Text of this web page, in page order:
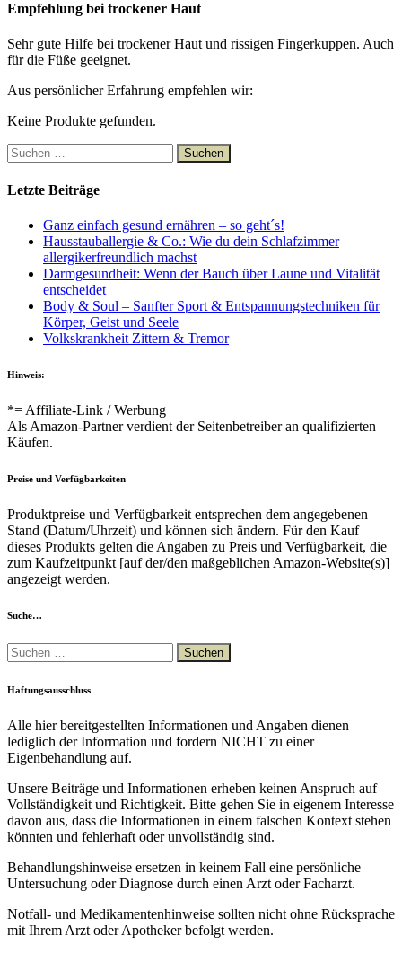
Empfehlung bei trockener Haut
Sehr gute Hilfe bei trockener Haut und rissigen Fingerkuppen. Auch
für die Füße geeignet.
Aus persönlicher Erfahrung empfehlen wir:
Keine Produkte gefunden.
Suchen
nach:
Letzte Beiträge
Ganz einfach gesund ernähren – so geht´s!
Hausstauballergie & Co.: Wie du dein Schlafzimmer
allergikerfreundlich machst
Darmgesundheit: Wenn der Bauch über Laune und Vitalität
entscheidet
Body & Soul – Sanfter Sport & Entspannungstechniken für
Körper, Geist und Seele
Volkskrankheit Zittern & Tremor
Hinweis:
*= Affiliate-Link / Werbung
Als Amazon-Partner verdient der Seitenbetreiber an qualifizierten
Käufen.
Preise und Verfügbarkeiten
Produktpreise und Verfügbarkeit entsprechen dem angegebenen
Stand (Datum/Uhrzeit) und können sich ändern. Für den Kauf
dieses Produkts gelten die Angaben zu Preis und Verfügbarkeit, die
zum Kaufzeitpunkt [auf der/den maßgeblichen Amazon-Website(s)]
angezeigt werden.
Suche…
Suchen
nach:
Haftungsausschluss
Alle hier bereitgestellten Informationen und Angaben dienen
lediglich der Information und fordern NICHT zu einer
Eigenbehandlung auf.
Unsere Beiträge und Informationen erheben keinen Anspruch auf
Vollständigkeit und Richtigkeit. Bitte gehen Sie in eigenem Interesse
davon aus, dass die Informationen in einem falschen Kontext stehen
könnten und fehlerhaft oder unvollständig sind.
Behandlungshinweise ersetzen in keinem Fall eine persönliche
Untersuchung oder Diagnose durch einen Arzt oder Facharzt.
Notfall- und Medikamentenhinweise sollten nicht ohne Rücksprache
mit Ihrem Arzt oder Apotheker befolgt werden.